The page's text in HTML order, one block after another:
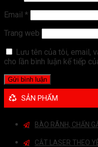
Email *
Trang web
Lưu tên của tôi, email,
cho lần bình luận kế tiếp
SẢN PHẨM
BÀO RÃNH, CHẤN
CẮT LASER THEO